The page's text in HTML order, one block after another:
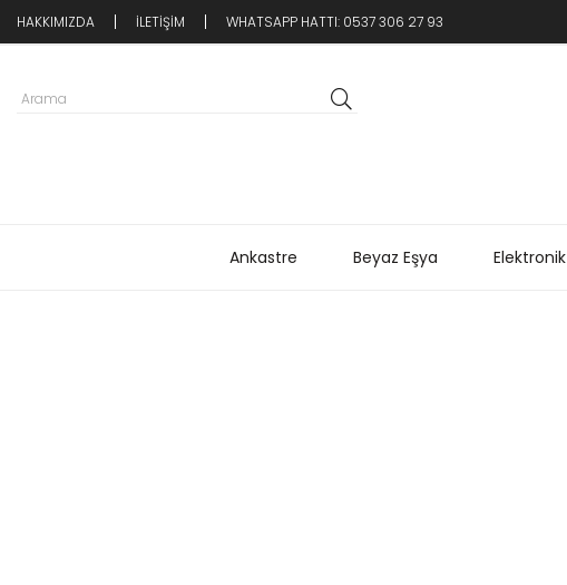
HAKKIMIZDA İLETİŞİM WHATSAPP HATTI: 0537 306 27 93
Ankastre Beyaz Eşya Elektronik